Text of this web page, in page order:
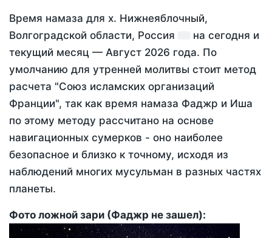
Время намаза для х. Нижнеяблочный,
Волгоградской области, Россия
на сегодня и
текущий месяц — Август 2026 года. По
умолчанию для утренней молитвы стоит метод
расчета "Союз исламских организаций
Франции", так как время намаза Фаджр и Иша
по этому методу рассчитано на основе
навигационных сумерков - оно наиболее
безопасное и близко к точному, исходя из
наблюдений многих мусульман в разных частях
планеты.
Фото ложной зари (Фаджр не зашел):